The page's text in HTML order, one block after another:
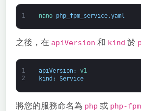
1 nano php_fpm_service.yaml
之後，在 apiVersion 和 kind 於
1
2
apiVersion:
v1
kind : Service
將您的服務命名為 php 或 php-fpm